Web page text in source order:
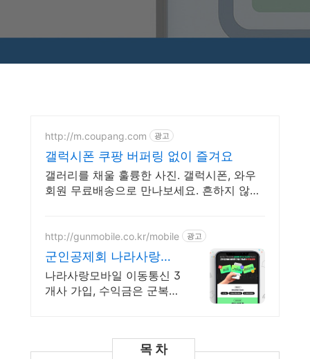
http://m.coupang.com 광고
갤럭시폰 쿠팡 버퍼링 없이 즐겨요
갤러리를 채울 훌륭한 사진. 갤럭시폰, 와우
회원 무료배송으로 만나보세요. 흔하지 않은
http://gunmobile.co.kr/mobile 광고
군인공제회 나라사랑모
바일
나라사랑모바일 이동통신 3
개사 가입, 수익금은 군복지